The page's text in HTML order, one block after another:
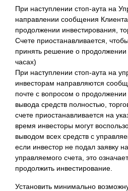
При наступлении стоп-аута на
направлении сообщения
продолжении инвестирования,
Счете приостанавливается,
принять решение о продолжении
часах)
При наступлении стоп-аута на
инвесторам направляются
почте с вопросом о
вывода средств полностью,
счете приостанавливается на
время инвесторы могут
выводом всех средств с
если инвестор не подал заявку
управляемого счета, это
продолжить инвестирование.
Установить минимально